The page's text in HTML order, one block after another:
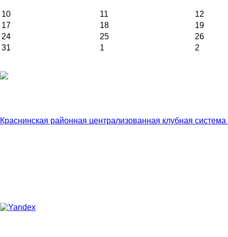
10 11
12
17
18
19
24
25
26
31
1 2
Краснинская районная централизованная клубная